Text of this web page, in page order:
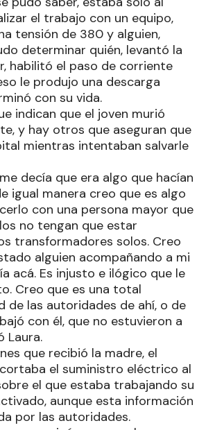
el trabajo con un equipo,
tensión de 380 y alguien,
determinar quién, levantó la
habilitó el paso de corriente
le produjo una descarga
con su vida.
indican que el joven murió
y hay otros que aseguran que
mientras intentaban salvarle
decía que era algo que hacían
igual manera creo que es algo
con una persona mayor que
no tengan que estar
transformadores solos. Creo
alguien acompañando a mi
acá. Es injusto e ilógico que le
Creo que es una total
de las autoridades de ahí, o de
con él, que no estuvieron a
Laura.
que recibió la madre, el
el suministro eléctrico al
el que estaba trabajando su
aunque esta información
por las autoridades.